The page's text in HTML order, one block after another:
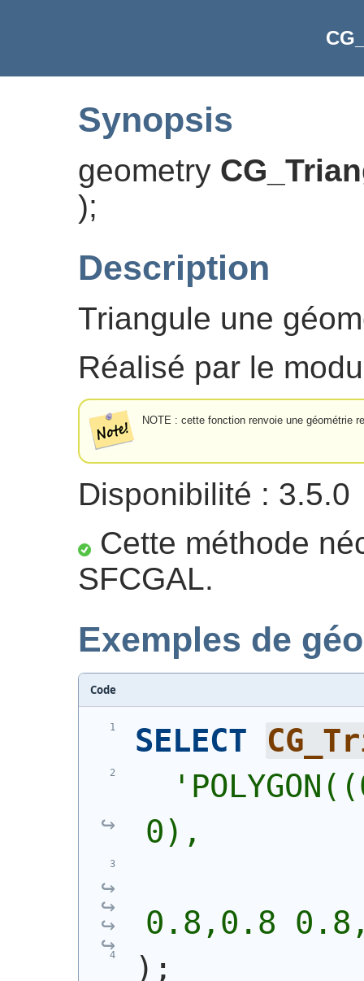
Synopsis
geometry
);
Description
Triangule une
Réalisé par le
NOTE : cette fonction renvoie une géométrie
Disponibilité : 3.5.0
Cette méthode
SFCGAL.
Exemples de
Code
SELECT
'
0),
0.8,0.8
) ;